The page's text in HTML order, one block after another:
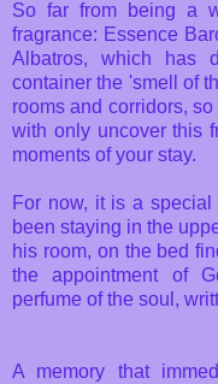
So far from being a
fragrance: Essence
Albatros, which has
container the 'smell of
rooms and corridors,
with only uncover this
moments of your stay.
For now, it is a special
been staying in the
his room, on the bed
the
appointment of
perfume of the soul ,
A memory that